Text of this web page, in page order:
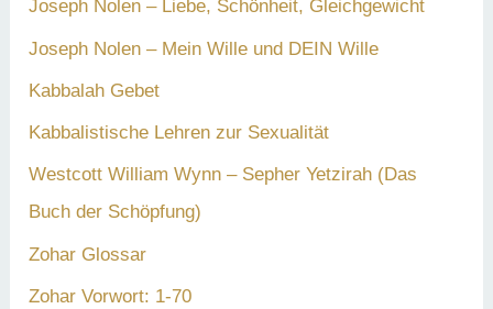
Joseph Nolen – Liebe, Schönheit, Gleichgewicht
Joseph Nolen – Mein Wille und DEIN Wille
Kabbalah Gebet
Kabbalistische Lehren zur Sexualität
Westcott William Wynn – Sepher Yetzirah (Das
Buch der Schöpfung)
Zohar Glossar
Zohar Vorwort: 1-70